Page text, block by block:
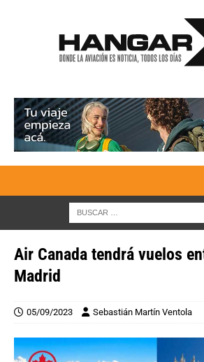
Air Canada tendrá vuelos
Madrid
05/09/2023 Sebastián Martín Ventola